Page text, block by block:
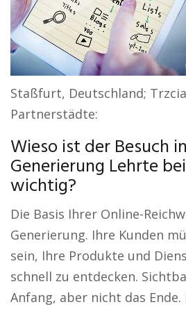
Staßfurt, Deutschland;
Partnerstädte:
Wieso ist der Besuch
Generierung Lehrte
wichtig?
Die Basis Ihrer Online-
Generierung. Ihre Kunden
sein, Ihre Produkte und
schnell zu entdecken.
Anfang, aber nicht das